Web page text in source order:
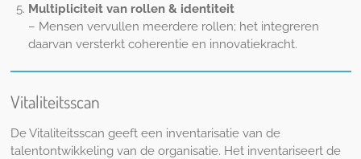
Multipliciteit van rollen & identiteit
– Mensen vervullen meerdere rollen; het integreren
daarvan versterkt coherentie en innovatiekracht.
Vitaliteitsscan
De Vitaliteitsscan geeft een inventarisatie van de
talentontwikkeling van de organisatie. Het inventariseert de